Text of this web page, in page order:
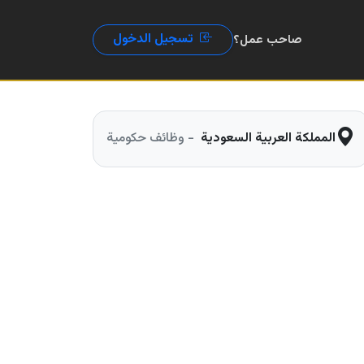
صاحب عمل؟ تسجيل الدخول
المملكة العربية السعودية - وظائف حكومية